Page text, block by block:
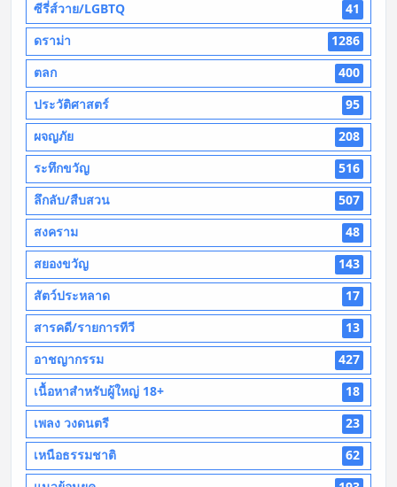
ซีรี่ส์วาย/LGBTQ
41
ดราม่า
1286
ตลก
400
ประวัติศาสตร์
95
ผจญภัย
208
ระทึกขวัญ
516
ลึกลับ/สืบสวน
507
สงคราม
48
สยองขวัญ
143
สัตว์ประหลาด
17
สารคดี/รายการทีวี
13
อาชญากรรม
427
เนื้อหาสำหรับผู้ใหญ่ 18+
18
เพลง วงดนตรี
23
เหนือธรรมชาติ
62